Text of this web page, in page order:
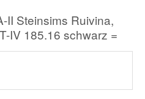
II Steinsims Ruivina,
IV 185.16 schwarz =